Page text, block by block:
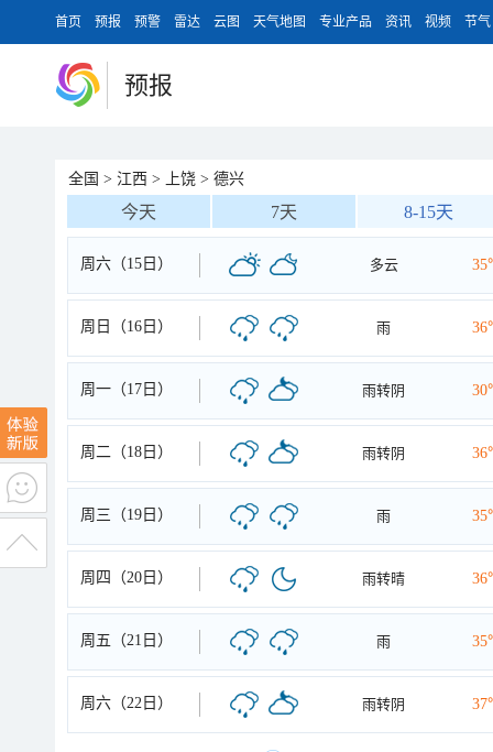
首页 预报 预警 雷达 云图 天气地图 专业产品 资讯 视频 节气
预报
全国 > 江西 > 上饶 > 德兴
今天 7天 8-15天
周六（15日） 多云
周日（16日） 雨
周一（17日） 雨转阴
周二（18日） 雨转阴
周三（19日） 雨
周四（20日） 雨转晴
周五（21日） 雨
周六（22日） 雨转阴